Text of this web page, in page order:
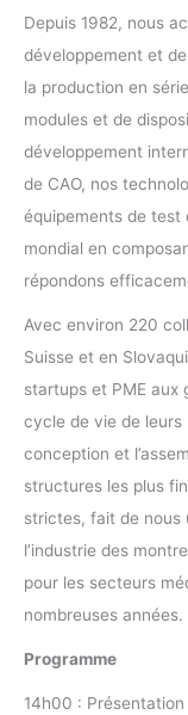
Depuis 1982, nous
développement et
la production en
modules et de
développement
de CAO, nos
équipements de test
mondial en
répondons
Avec environ 220
Suisse et en
startups et PME aux
cycle de vie de leurs
conception et
structures les plus
strictes, fait de nous
l’industrie des
pour les secteurs
nombreuses années.
Programme
14h00 :